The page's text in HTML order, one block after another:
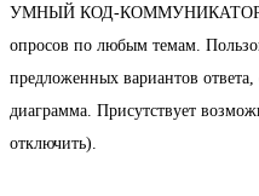
УМНЫЙ КОД-КОММУНИКАТОР.
опросов по любым темам.
предложенных вариантов ответа,
диаграмма. Присутствует
отключить).